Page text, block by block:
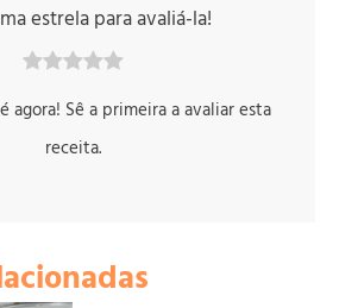
estrela para avaliá-la!
agora! Sê a primeira a avaliar esta
receita.